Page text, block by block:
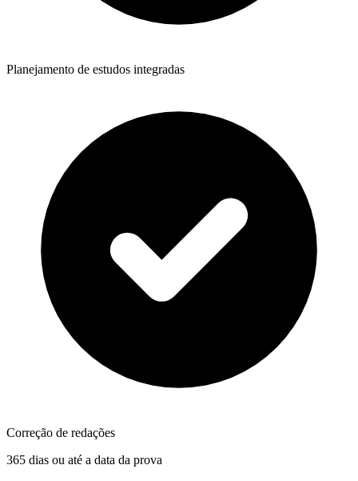
Planejamento de estudos integradas
Correção de redações
365 dias ou até a data da prova